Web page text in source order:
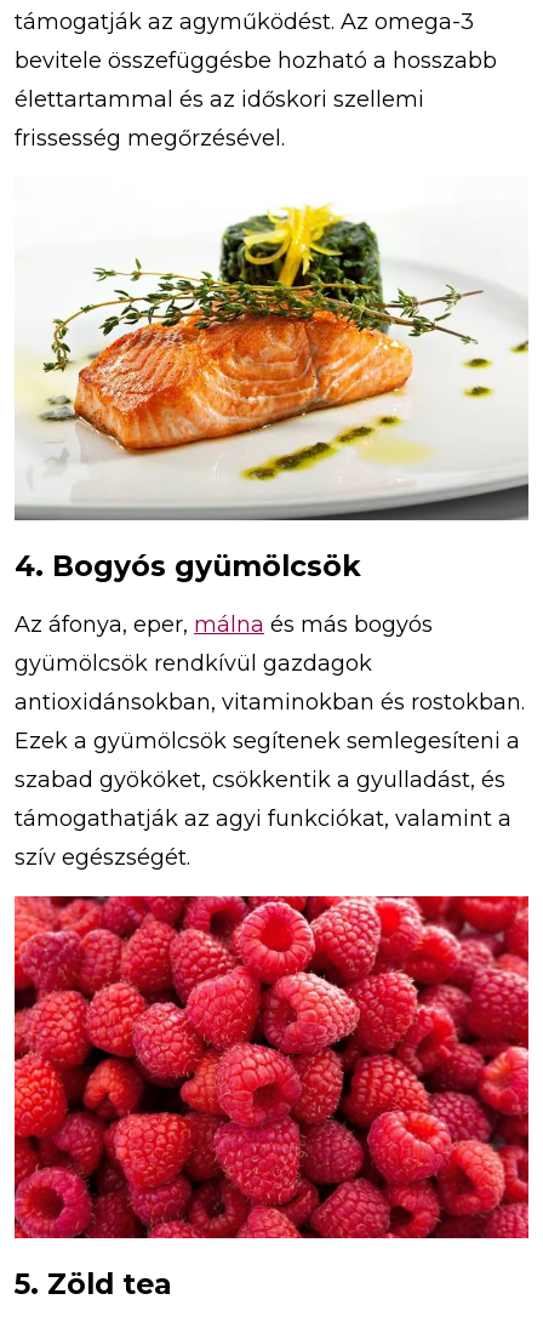
támogatják az agyműködést. Az omega-3
bevitele összefüggésbe hozható a hosszabb
élettartammal és az időskori szellemi
frissesség megőrzésével.
4. Bogyós gyümölcsök
Az áfonya, eper, málna és más bogyós
gyümölcsök rendkívül gazdagok
antioxidánsokban, vitaminokban és rostokban.
Ezek a gyümölcsök segítenek semlegesíteni a
szabad gyököket, csökkentik a gyulladást, és
támogathatják az agyi funkciókat, valamint a
szív egészségét.
5. Zöld tea